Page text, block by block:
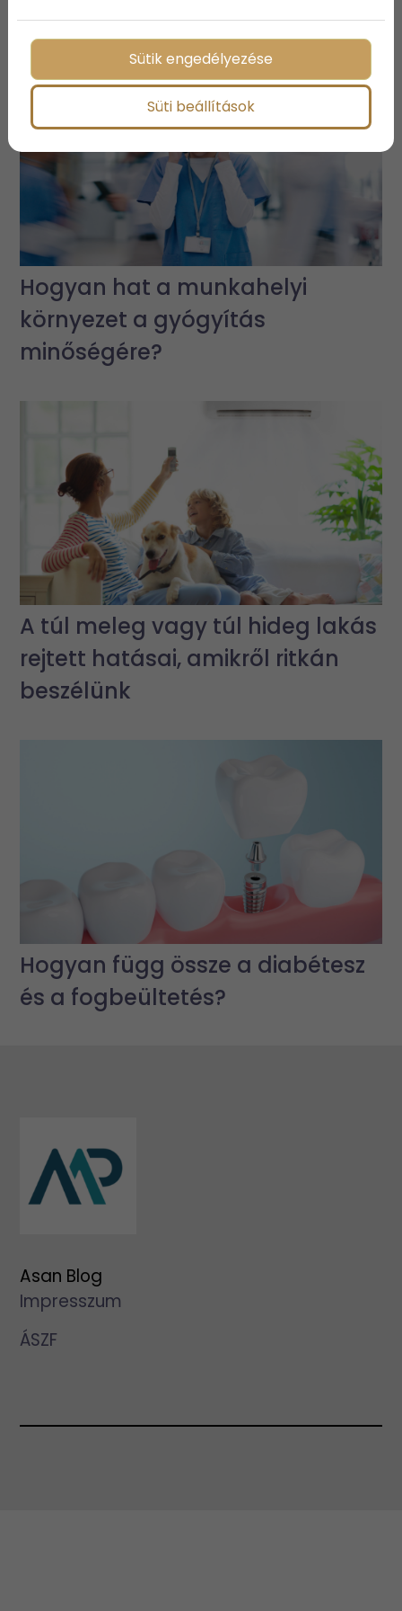
fogakat?
Hogyan hat a munkahelyi
környezet a gyógyítás
minőségére?
A túl meleg vagy túl hideg lakás
rejtett hatásai, amikről ritkán
beszélünk
Hogyan függ össze a diabétesz
és a fogbeültetés?
Asan Blog
Impresszum
ÁSZF
Sütik engedélyezése
Süti beállítások